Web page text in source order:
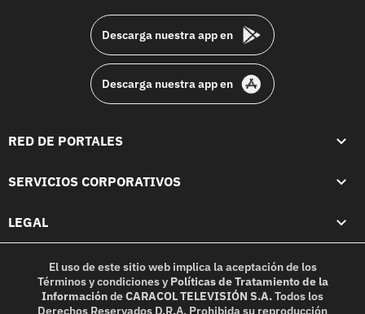
Descarga nuestra app en
Descarga nuestra app en
RED DE PORTALES
SERVICIOS CORPORATIVOS
LEGAL
El uso de este sitio web implica la aceptación de los
Términos y condicionesy Políticas de Tratamiento de la
InformacióndeCARACOL TELEVISIÓN S.A.Todos los
Derechos Reservados D.R.A. Prohibida su reproducción